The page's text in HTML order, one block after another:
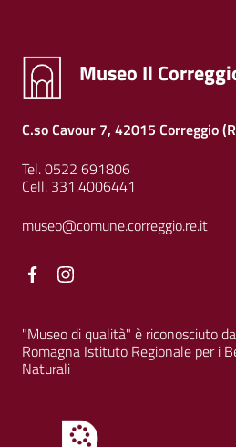
Museo Il
C.so Cavour 7, 42015 Correggio
Tel. 0522 691806
Cell. 331.4006441
museo@comune.correggio.re.it
Facebook
"Museo di qualità" è riconosciuto
Romagna Istituto Regionale per i
Naturali